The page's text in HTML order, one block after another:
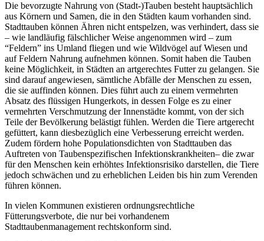
Die bevorzugte Nahrung von (Stadt-)Tauben besteht hauptsächlich
aus Körnern und Samen, die in den Städten kaum vorhanden sind.
Stadttauben können Ähren nicht entspelzen, was verhindert, dass sie
– wie landläufig fälschlicher Weise angenommen wird – zum
“Feldern” ins Umland fliegen und wie Wildvögel auf Wiesen und
auf Feldern Nahrung aufnehmen können. Somit haben die Tauben
keine Möglichkeit, in Städten an artgerechtes Futter zu gelangen. Sie
sind darauf angewiesen, sämtliche Abfälle der Menschen zu essen,
die sie auffinden können. Dies führt auch zu einem vermehrten
Absatz des flüssigen Hungerkots, in dessen Folge es zu einer
vermehrten Verschmutzung der Innenstädte kommt, von der sich
Teile der Bevölkerung belästigt fühlen. Werden die Tiere artgerecht
gefüttert, kann diesbezüglich eine Verbesserung erreicht werden.
Zudem fördern hohe Populationsdichten von Stadttauben das
Auftreten von Taubenspezifischen Infektionskrankheiten– die zwar
für den Menschen kein erhöhtes Infektionsrisiko darstellen, die Tiere
jedoch schwächen und zu erheblichen Leiden bis hin zum Verenden
führen können.
In vielen Kommunen existieren ordnungsrechtliche
Fütterungsverbote, die nur bei vorhandenem
Stadttaubenmanagement rechtskonform sind.